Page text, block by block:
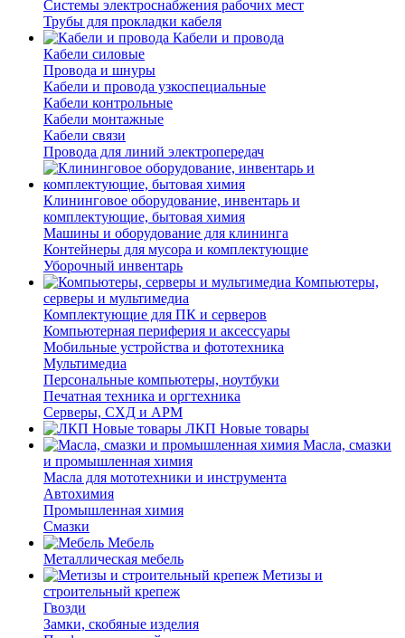
Системы электроснабжения рабочих мест
Трубы для прокладки кабеля
Кабели и провода
Кабели силовые
Провода и шнуры
Кабели и провода узкоспециальные
Кабели контрольные
Кабели монтажные
Кабели связи
Провода для линий электропередач
Клининговое оборудование, инвентарь и
комплектующие, бытовая химия
Машины и оборудование для клининга
Контейнеры для мусора и комплектующие
Уборочный инвентарь
Компьютеры,
серверы и мультимедиа
Комплектующие для ПК и серверов
Компьютерная периферия и аксессуары
Мобильные устройства и фототехника
Мультимедиа
Персональные компьютеры, ноутбуки
Печатная техника и оргтехника
Серверы, СХД и АРМ
ЛКП Новые товары
Масла, смазки
и промышленная химия
Масла для мототехники и инструмента
Автохимия
Промышленная химия
Смазки
Мебель
Металлическая мебель
Метизы и
строительный крепеж
Гвозди
Замки, скобяные изделия